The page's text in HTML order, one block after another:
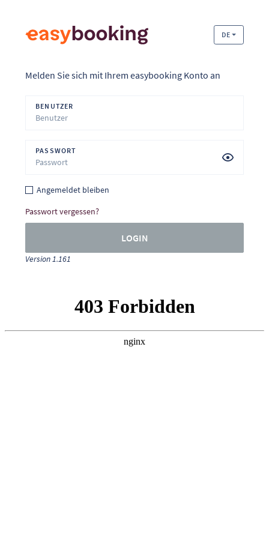
DE
Melden Sie sich mit Ihrem easybooking Konto an
BENUTZER
PASSWORT
Angemeldet bleiben
Passwort vergessen?
LOGIN
Version 1.161